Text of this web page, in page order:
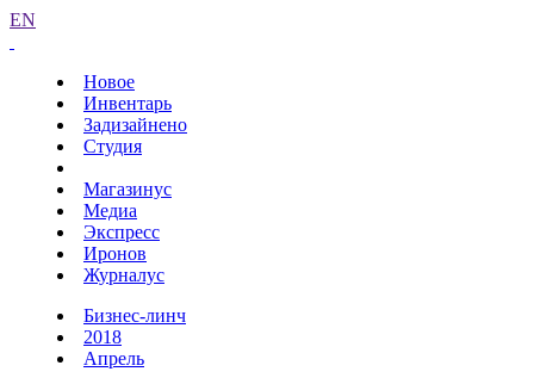
EN
Новое
Инвентарь
Задизайнено
Студия
Магазинус
Медиа
Экспресс
Иронов
Журналус
Бизнес-линч
2018
Апрель